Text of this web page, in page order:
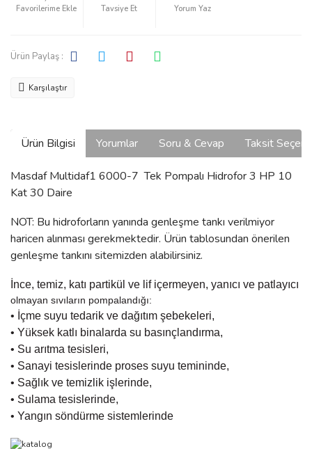
Tavsiye Et Yorum Yaz
Ürün Paylaş :
Karşılaştır
Ürün Bilgisi Yorumlar Soru & Cevap Taksit
Masdaf Multidaf1 6000-7 Tek Pompalı Hidrofor 3 HP 10
Kat 30 Daire
NOT: Bu hidroforların yanında genleşme tankı verilmiyor
haricen alınması gerekmektedir. Ürün tablosundan önerilen
genleşme tankını sitemizden alabilirsiniz.
İnce, temiz, katı partikül ve lif içermeyen, yanıcı ve patlayıcı
olmayan sıvıların pompalandığı:
• İçme suyu tedarik ve dağıtım şebekeleri,
• Yüksek katlı binalarda su basınçlandırma,
• Su arıtma tesisleri,
• Sanayi tesislerinde proses suyu temininde,
• Sağlık ve temizlik işlerinde,
• Sulama tesislerinde,
• Yangın söndürme sistemlerinde